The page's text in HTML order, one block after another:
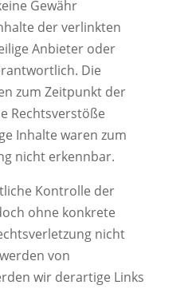
Gewähr
der verlinkten
Anbieter oder
Die
zum Zeitpunkt der
Rechtsverstöße
Inhalte waren zum
nicht erkennbar.
Kontrolle der
ohne konkrete
nicht
von
wir derartige Links